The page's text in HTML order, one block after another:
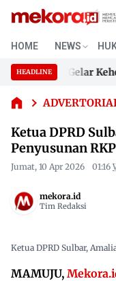
HOME NEWS
HEADLINE
Terima Gelar
Terima Gelar
Ketua DPRD
Sulbar
Persiapan
RKPD 2027
Ketua DPRD
Penyusunan
Jumat, 10 Apr 2026 01:16
mekora.id
Tim Redaksi
Ketua DPRD Sulbar,
MAMUJU,